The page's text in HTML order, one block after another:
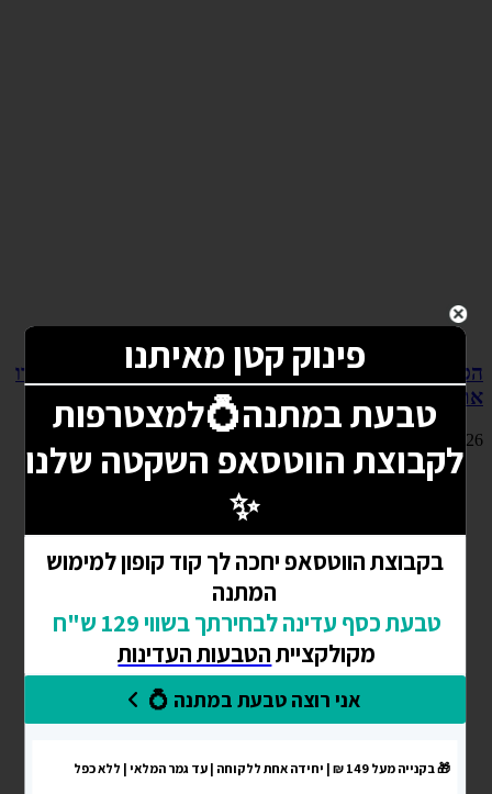
הסוד למתנת חג מושלמת, תכשיטי כסף ייחודיים שלא ישברו
את הכיס
09/08/2026